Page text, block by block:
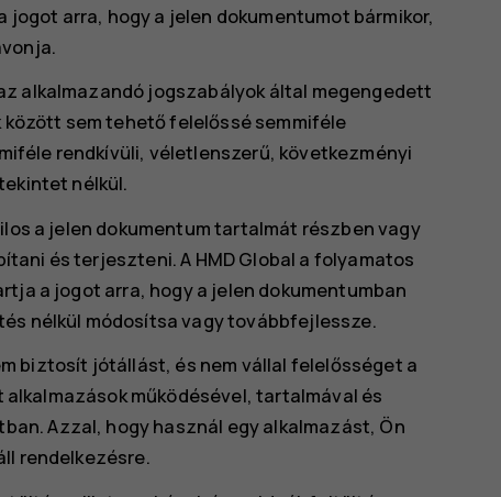
arra, hogy a jelen dokumentumot bármikor,
alkalmazandó jogszabályok által megengedett
között sem tehető felelőssé semmiféle
rendkívüli, véletlenszerű, következményi
nélkül.
a jelen dokumentum tartalmát részben vagy
és terjeszteni. A HMD Global a folyamatos
a jogot arra, hogy a jelen dokumentumban
nélkül módosítsa vagy továbbfejlessze.
biztosít jótállást, és nem vállal felelősséget a
működésével, tartalmával és
Azzal, hogy használ egy alkalmazást, Ön
rendelkezésre.